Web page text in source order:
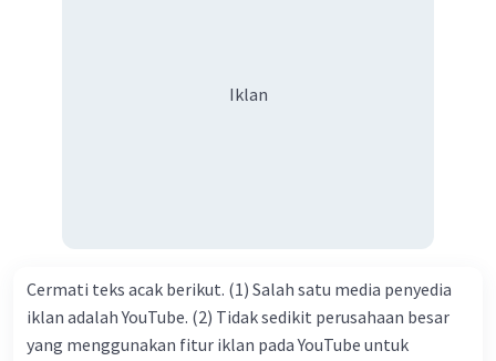
limpahan karuniaNya kita bisa berkumpul di sini. Kalimat
Iklan
Cermati teks acak berikut. (1) Salah satu media penyedia
iklan adalah YouTube. (2) Tidak sedikit perusahaan besar
yang menggunakan fitur iklan pada YouTube untuk